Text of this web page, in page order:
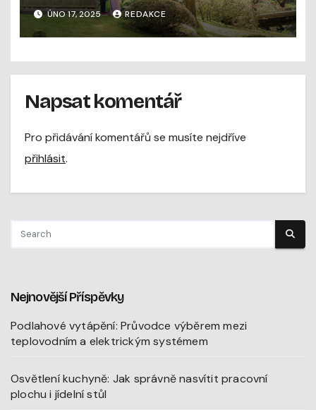
ÚNO 17, 2025 REDAKCE
Napsat komentář
Pro přidávání komentářů se musíte nejdříve
přihlásit.
Nejnovější Příspěvky
Podlahové vytápění: Průvodce výběrem mezi
teplovodním a elektrickým systémem
Osvětlení kuchyně: Jak správně nasvítit pracovní
plochu i jídelní stůl